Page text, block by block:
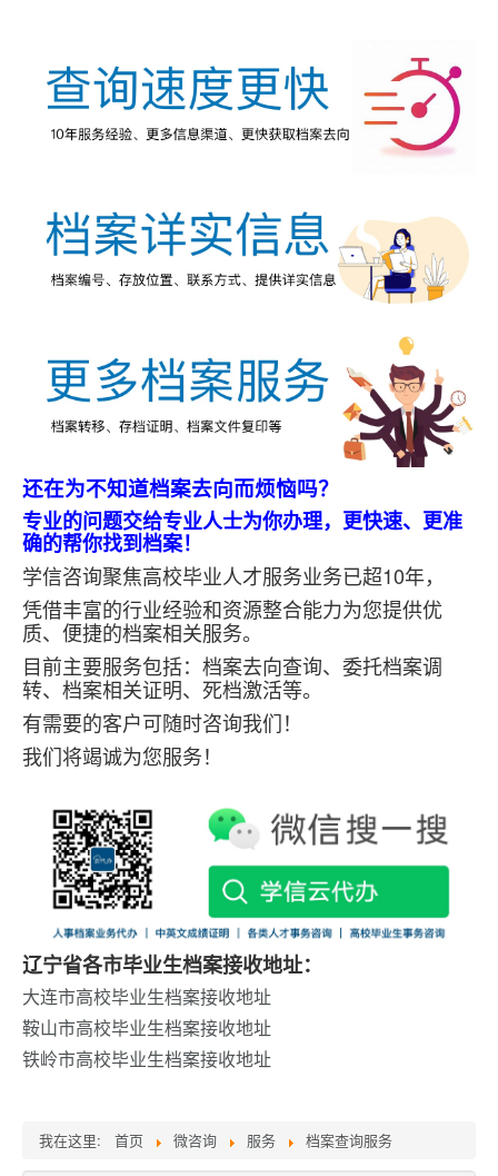
还在为不知道档案去向而烦恼吗？
专业的问题交给专业人士为你办理，更快速、更准
确的帮你找到档案！
学信咨询聚焦高校毕业人才服务业务已超10年，
凭借丰富的行业经验和资源整合能力为您提供优
质、便捷的档案相关服务。
目前主要服务包括：档案去向查询、委托档案调
转、档案相关证明、死档激活等。
有需要的客户可随时咨询我们！
我们将竭诚为您服务！
辽宁省各市毕业生档案接收地址：
大连市高校毕业生档案接收地址
鞍山市高校毕业生档案接收地址
铁岭市高校毕业生档案接收地址
我在这里: 首页 微咨询 服务 档案查询服务